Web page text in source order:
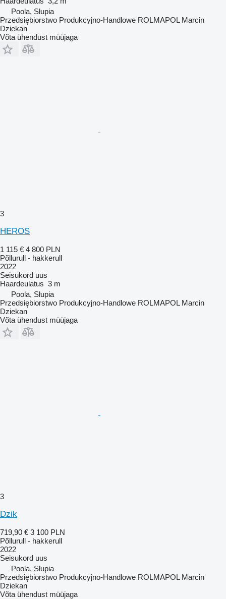
Poola, Słupia
Przedsiębiorstwo Produkcyjno-Handlowe ROLMAPOL Marcin
Dziekan
Võta ühendust müüjaga
3
HEROS
1 115 € 4 800 PLN
Põllurull - hakkerull
2022
Seisukord uus
Haardeulatus 3 m
Poola, Słupia
Przedsiębiorstwo Produkcyjno-Handlowe ROLMAPOL Marcin
Dziekan
Võta ühendust müüjaga
3
Dzik
719,90 € 3 100 PLN
Põllurull - hakkerull
2022
Seisukord uus
Poola, Słupia
Przedsiębiorstwo Produkcyjno-Handlowe ROLMAPOL Marcin
Dziekan
Võta ühendust müüjaga